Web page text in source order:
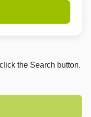
the Search button.